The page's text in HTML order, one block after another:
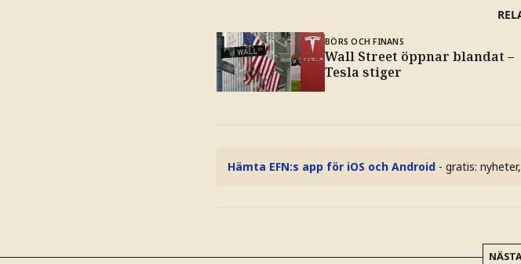
BÖRS OCH FINANS
Wall Street öppnar blandat –
Tesla stiger
Hämta EFN:s app för iOS och Android - gratis: